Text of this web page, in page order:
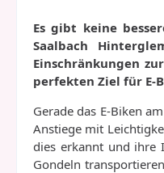
Es gibt keine
Saalbach
Einschränkungen
perfekten Ziel für E-
Gerade das E-Biken
Anstiege mit
dies erkannt und ihre
Gondeln